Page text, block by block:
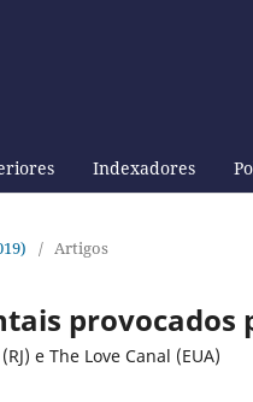
Indexadores
/ Artigos
e The Love Canal (EUA)